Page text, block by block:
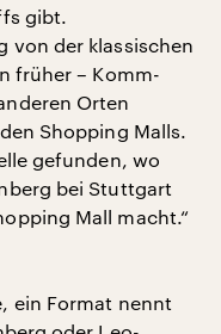
gibt.
von der klassischen
früher – Komm-
Orten
Shopping Malls.
gefunden, wo
bei Stuttgart
Mall macht.“
ein Format nennt